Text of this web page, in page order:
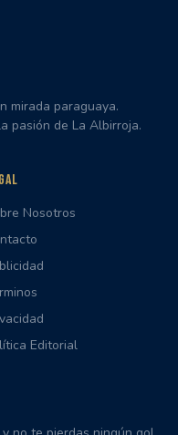
mirada paraguaya.
pasión de La Albirroja.
Nosotros
Editorial